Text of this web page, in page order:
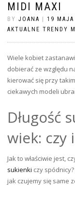
MIDI MAXI
BY JOANA 19
AKTUALNE TRENDY
Wiele kobiet
dobierać ze względu
kierować się przy
ciekawych modeli
Długość
wiek: czy
Jak to właściwie jest,
sukienki czy
jak czujemy się same